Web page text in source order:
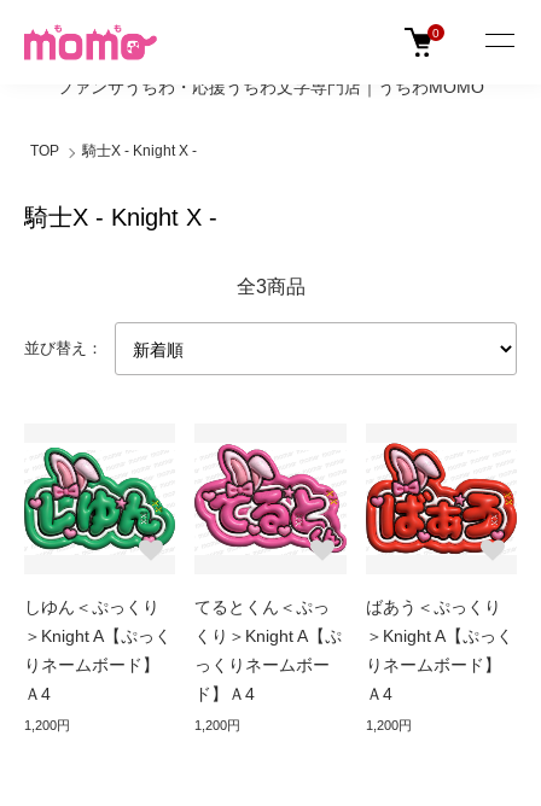
ファンサうちわ・応援うちわ文字専門店｜うちわMOMO
0
TOP 騎士X - Knight X -
騎士X - Knight X -
全3商品
並び替え：
しゆん＜ぷっくり
＞Knight A【ぷっく
りネームボード】
Ａ4
1,200円
てるとくん＜ぷっ
くり＞Knight A【ぷ
っくりネームボー
ド】Ａ4
1,200円
ばあう＜ぷっくり
＞Knight A【ぷっく
りネームボード】
Ａ4
1,200円